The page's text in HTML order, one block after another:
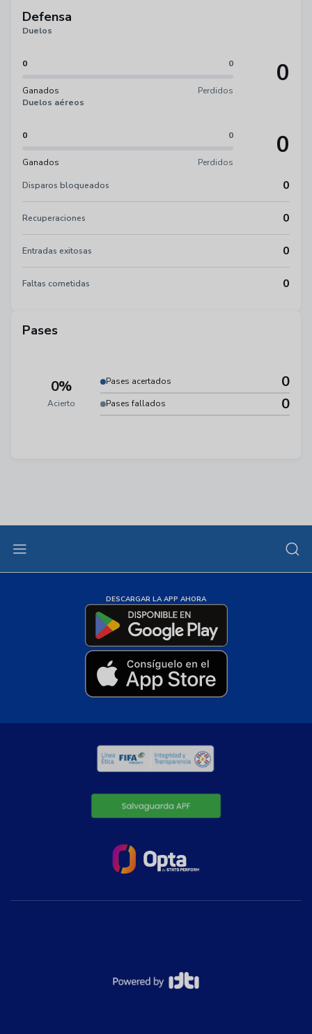
Defensa
Duelos
0 0
Ganados Perdidos
0
Duelos aéreos
0 0
Ganados Perdidos
0
Disparos bloqueados 0
Recuperaciones 0
Entradas exitosas 0
Faltas cometidas 0
Pases
0%
Acierto
Pases acertados 0
Pases fallados 0
DESCARGAR LA APP AHORA